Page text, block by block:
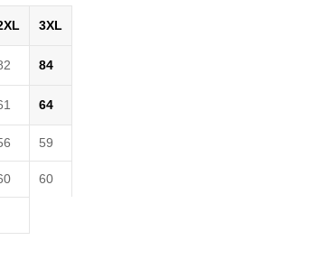
3XL
84
64
59
60